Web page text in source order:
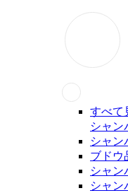
すべて
シャン
シャン
ブドウ
シャン
シャン